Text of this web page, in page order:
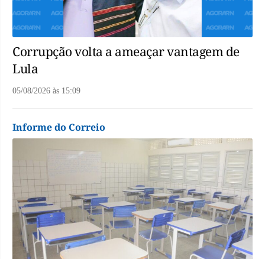
Corrupção volta a ameaçar vantagem de
Lula
05/08/2026 às 15:09
Informe do Correio